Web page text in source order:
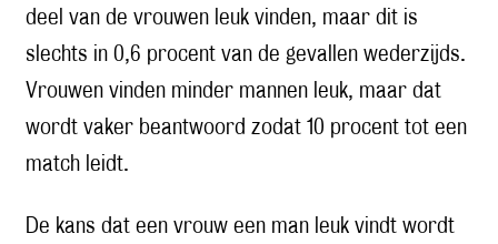
deel van de vrouwen leuk vinden, maar dit is
slechts in 0,6 procent van de gevallen wederzijds.
Vrouwen vinden minder mannen leuk, maar dat
wordt vaker beantwoord zodat 10 procent tot een
match leidt.
De kans dat een vrouw een man leuk vindt wordt